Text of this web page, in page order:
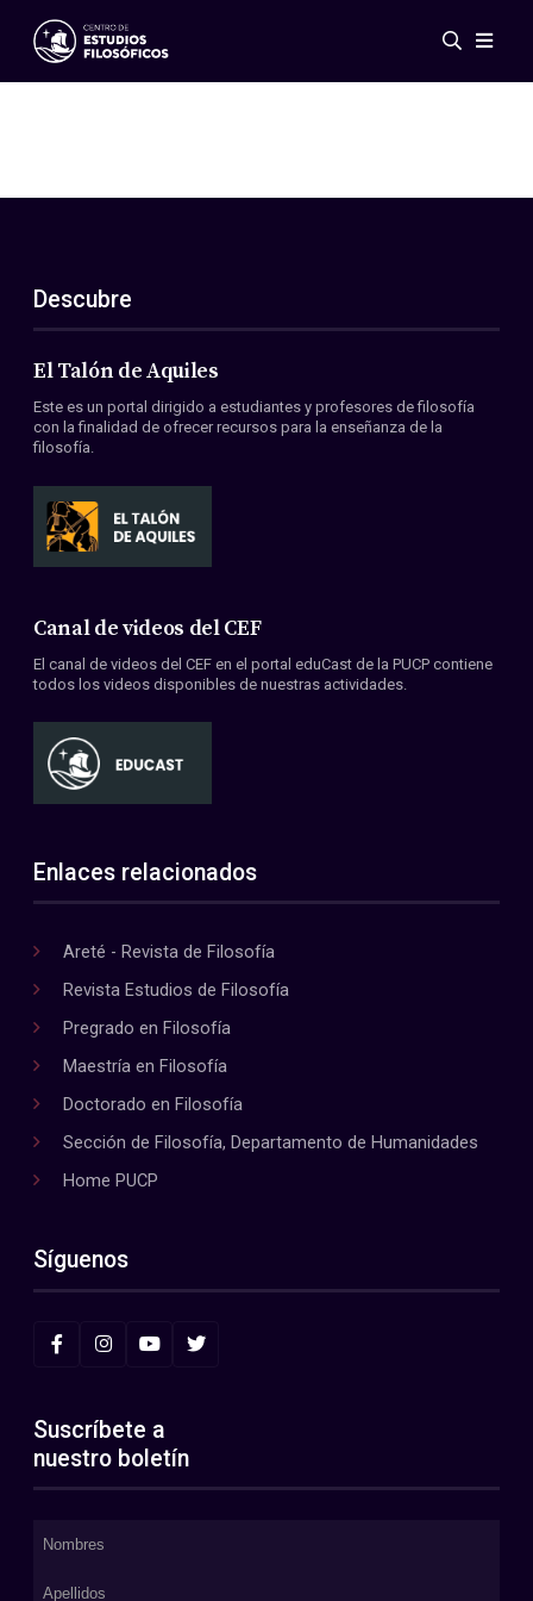
Eventos
ES
EN
Acerca de nosotros
Miembros
Convenios
Descubre
El Talón de Aquiles
Este es un portal dirigido a estudiantes y profesores de filosofía
con la finalidad de ofrecer recursos para la enseñanza de la
filosofía.
Canal de videos del CEF
El canal de videos del CEF en el portal eduCast de la PUCP contiene
todos los videos disponibles de nuestras actividades.
Enlaces relacionados
Areté - Revista de Filosofía
Revista Estudios de Filosofía
Pregrado en Filosofía
Maestría en Filosofía
Doctorado en Filosofía
Sección de Filosofía, Departamento de Humanidades
Home PUCP
Síguenos
Suscríbete a
nuestro boletín